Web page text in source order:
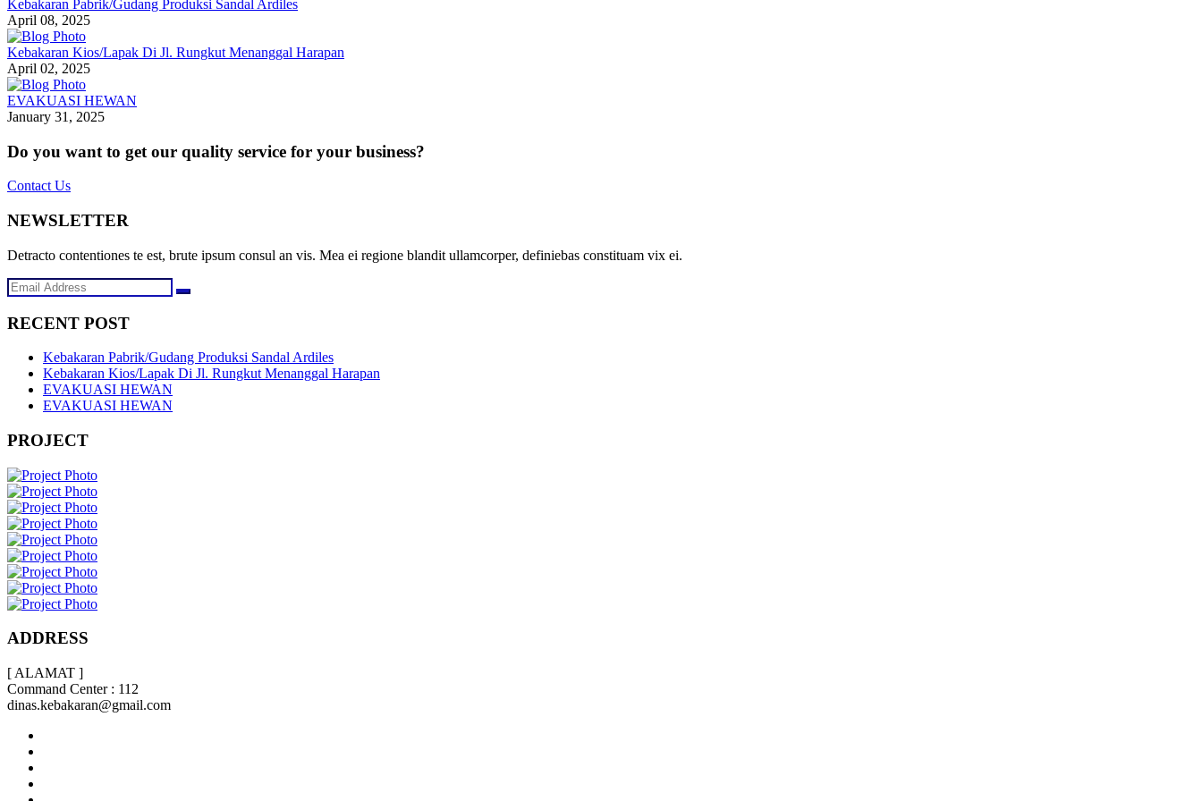
Kebakaran Pabrik/Gudang Produksi Sandal Ardiles
April 08, 2025
Kebakaran Kios/Lapak Di Jl. Rungkut Menanggal Harapan
April 02, 2025
EVAKUASI HEWAN
January 31, 2025
Do you want to get our quality service for your business?
Contact Us
NEWSLETTER
Detracto contentiones te est, brute ipsum consul an vis. Mea ei regione blandit ullamcorper, definiebas constituam vix ei.
RECENT POST
Kebakaran Pabrik/Gudang Produksi Sandal Ardiles
Kebakaran Kios/Lapak Di Jl. Rungkut Menanggal Harapan
EVAKUASI HEWAN
EVAKUASI HEWAN
PROJECT
ADDRESS
[ ALAMAT ]
Command Center : 112
dinas.kebakaran@gmail.com